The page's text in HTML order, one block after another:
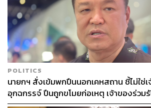
POLITICS
นายกฯ สั่งเข้มพกปืนนอกเคหสถาน ชี้ไม่ใช่
อุกฉกรรจ์ ปืนถูกขโมยก่อเหตุ เจ้าของร่วม